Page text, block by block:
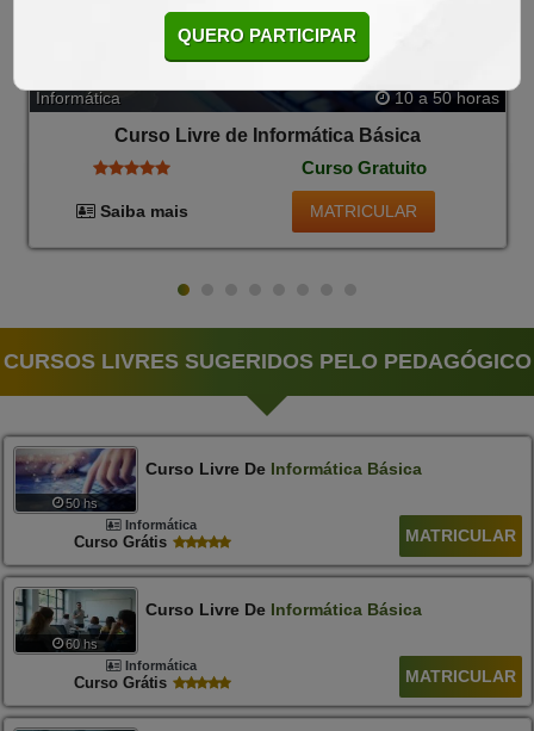
Informática 10 a 50 horas
Curso Livre de Informática Básica
Curso Gratuito
Saiba mais MATRICULAR
CURSOS LIVRES SUGERIDOS PELO PEDAGÓGICO
50 hs
Curso Livre De Informática Básica
Informática
Curso Grátis MATRICULAR
60 hs
Curso Livre De Informática Básica
Informática
Curso Grátis MATRICULAR
QUERO PARTICIPAR